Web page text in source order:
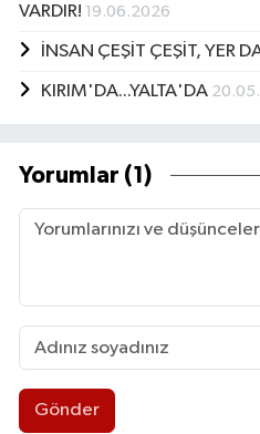
VARDIR! 19.06.2026
İNSAN ÇEŞİT ÇEŞİT, YER
KIRIM'DA...YALTA'DA
Yorumlar (1)
Gönder